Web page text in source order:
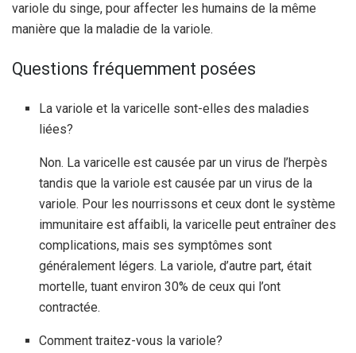
variole du singe, pour affecter les humains de la même
manière que la maladie de la variole.
Questions fréquemment posées
La variole et la varicelle sont-elles des maladies
liées?
Non. La varicelle est causée par un virus de l’herpès
tandis que la variole est causée par un virus de la
variole. Pour les nourrissons et ceux dont le système
immunitaire est affaibli, la varicelle peut entraîner des
complications, mais ses symptômes sont
généralement légers. La variole, d’autre part, était
mortelle, tuant environ 30% de ceux qui l’ont
contractée.
Comment traitez-vous la variole?